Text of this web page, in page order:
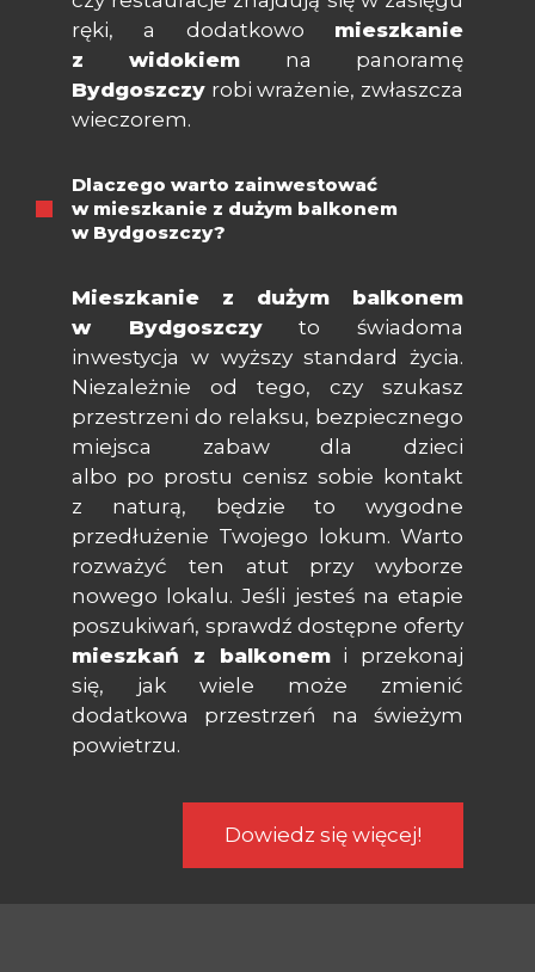
ręki, a dodatkowo mieszkanie
z widokiem na panoramę
Bydgoszczy robi wrażenie, zwłaszcza
wieczorem.
Dlaczego warto zainwestować
w mieszkanie z dużym balkonem
w Bydgoszczy?
Mieszkanie z dużym balkonem
w Bydgoszczyto świadoma
inwestycja w wyższy standard życia.
Niezależnie od tego, czy szukasz
przestrzeni do relaksu, bezpiecznego
miejsca zabaw dla dzieci
albo po prostu cenisz sobie kontakt
z naturą, będzie to wygodne
przedłużenie Twojego lokum. Warto
rozważyć ten atut przy wyborze
nowego lokalu. Jeśli jesteś na etapie
poszukiwań, sprawdź dostępne oferty
mieszkań z balkonemi przekonaj
się, jak wiele może zmienić
dodatkowa przestrzeń na świeżym
powietrzu.
Dowiedz się więcej!